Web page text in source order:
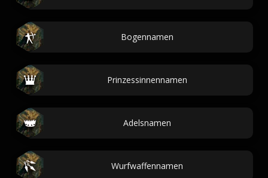
Bogennamen
Prinzessinnennamen
Adelsnamen
Wurfwaffennamen